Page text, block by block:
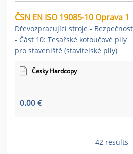
ČSN EN ISO 19085-10 Oprava 1
Dřevozpracující stroje - Bezpečnost
- Část 10: Tesařské kotoučové pily
pro staveniště (stavitelské pily)
Česky Hardcopy
0.00 €
42 results